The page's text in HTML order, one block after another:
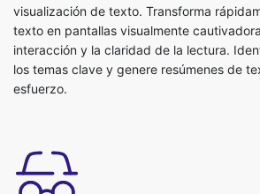
visualización de texto. Transforma
texto en pantallas visualmente
interacción y la claridad de la lectura.
los temas clave y genere resúmenes de
esfuerzo.